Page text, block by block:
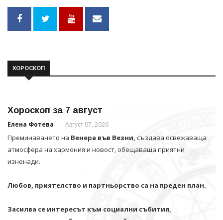
ХОРОСКОП
Хороскоп за 7 август
Елена Фотева Август 07, 2026
Преминаването на Венера във Везни, създава освежаваща
атмосфера на хармония и новост, обещаваща приятни
изненади.
Любов, приятелство и партньорство са на преден план.
Засилва се интересът към социални събития,